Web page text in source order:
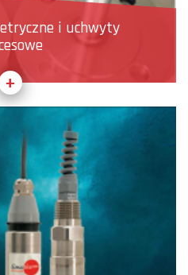
i uchwyty